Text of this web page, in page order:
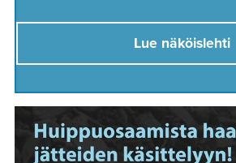
Lue näköislehti